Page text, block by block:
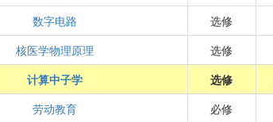
数字电路 选修
核医学物理原理 选修
计算中子学 选修
劳动教育 必修